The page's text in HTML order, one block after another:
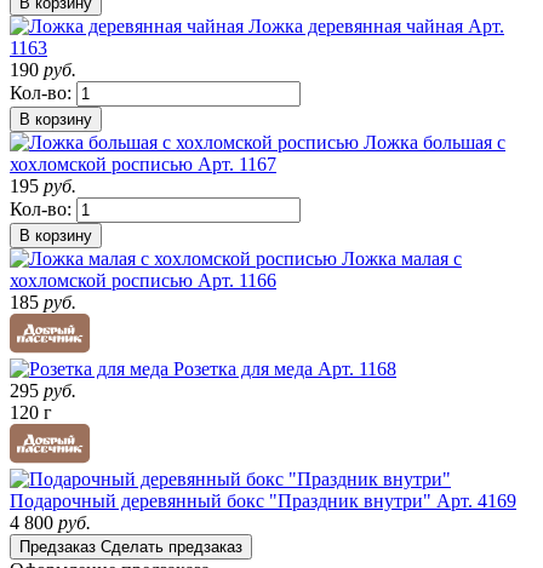
Ложка деревянная чайная Арт.
1163
190 руб.
Кол-во:
В корзину
Ложка большая с
хохломской росписью Арт. 1167
195 руб.
Кол-во:
В корзину
Ложка малая с
хохломской росписью Арт. 1166
185 руб.
Розетка для меда Арт. 1168
295 руб.
120 г
Подарочный деревянный бокс "Праздник внутри" Арт. 4169
4 800 руб.
Предзаказ Сделать предзаказ